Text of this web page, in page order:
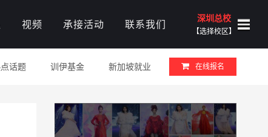
视频 承接活动 联系我们
深圳总校
【选择校区】
话题 训伊基金 新加坡就业 在线报名